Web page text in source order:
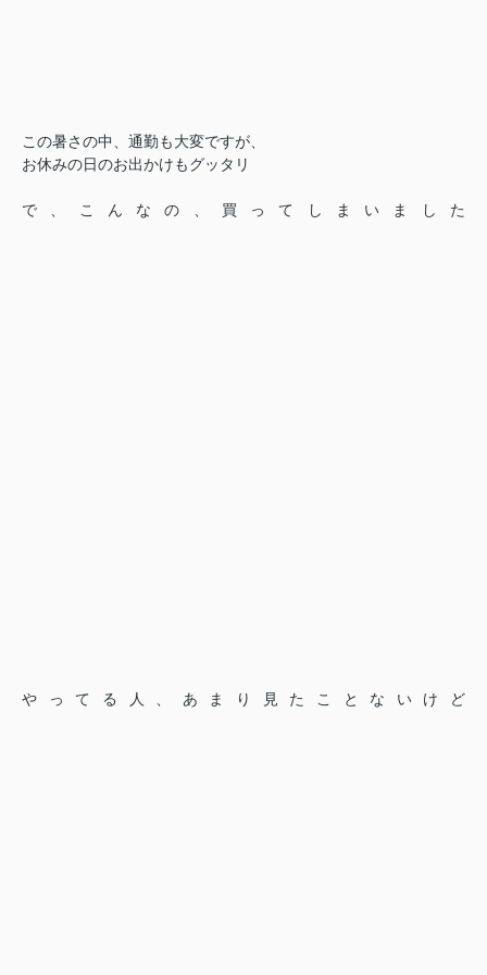
この暑さの中、通勤も大変ですが、
お休みの日のお出かけもグッタリ
で、こんなの、買ってしまいました
やってる人、あまり見たことないけど